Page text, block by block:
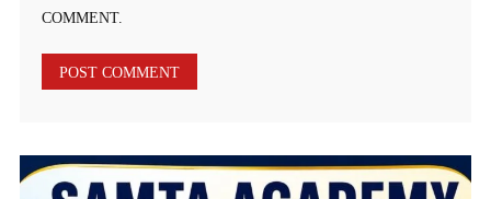
COMMENT.